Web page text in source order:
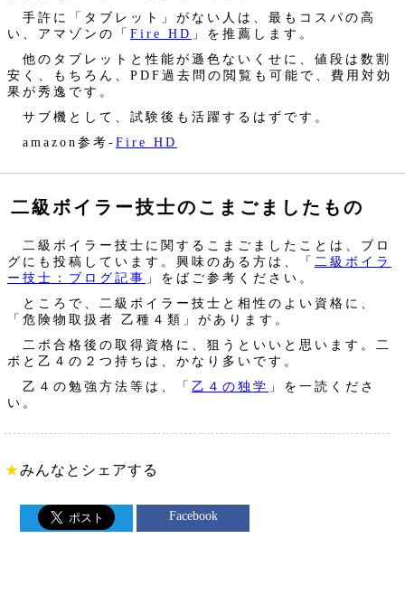
手許に「タブレット」がない人は、最もコスパの高
い、アマゾンの「 Fire HD 」を推薦します。
他のタブレットと性能が遜色ないくせに、値段は数割
安く、もちろん、PDF過去問の閲覧も可能で、費用対効
果が秀逸です。
サブ機として、試験後も活躍するはずです。
amazon参考‐Fire HD
二級ボイラー技士のこまごましたもの
二級ボイラー技士に関するこまごましたことは、ブロ
グにも投稿しています。興味のある方は、「 二級ボイラ
ー技士：ブログ記事 」をばご参考ください。
ところで、二級ボイラー技士と相性のよい資格に、
「危険物取扱者 乙種４類」があります。
二ボ合格後の取得資格に、狙うといいと思います。二
ボと乙４の２つ持ちは、かなり多いです。
乙４の勉強方法等は、「 乙４の独学 」を一読くださ
い。
★みんなとシェアする
Facebook